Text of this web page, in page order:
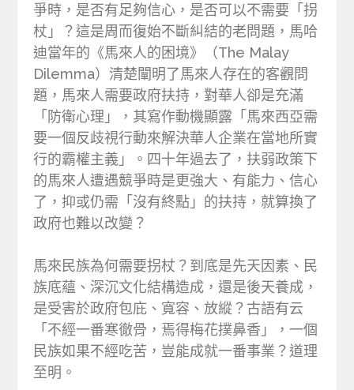
爭時，是否有足夠信心，是否可以不需要「拐
杖」？這是周而復始不斷糾結的老問題，馬哈
迪當年的《馬來人的困境》（The Malay
Dilemma）清楚闡明了馬來人存在的客觀問
題，馬來人需要政府扶持，對華人卻是充滿
「防衛心理」，其寫作動機顯露「馬來西亞需
要一個反歧視行動來解決華人企業在當地所實
行的霸權主義」。四十年過去了，扶弱政策下
的馬來人遭遇競爭時是更強大、有能力、信心
了，抑或仍需「沒有終點」的扶持，就算換了
政府也難以改變？
馬來民族為何需要拐杖？到底是先天因素、民
族底蘊、深沉文化結構造成，還是後天養成，
是受害於政府包庇、寬容、放縱？古語有云
「不經一番寒徹骨，焉得梅花撲鼻香」，一個
民族如果不經吃苦，豈能成就一番事業？道理
至明。